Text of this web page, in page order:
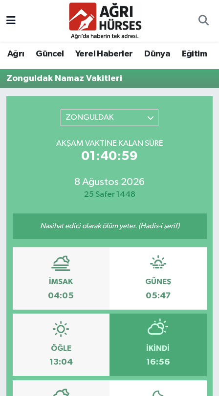
Ağrı Güncel Yerel Haberler Dünya Eğitim
Zonguldak Namaz Vakitleri
ZONGULDAK
AKŞAM VAKTINE KALAN SÜRE
01:40:59
8 Ağustos 2026
25 Safer 1448
Nasihat edici olarak ölüm yeter. (Hadis-i şerif)
İMSAK
04:05
GÜNEŞ
05:47
ÖĞLE
13:04
İKINDI
16:56
Hava Durumu
Süper Lig Puan Durumu ve Fikstür
Tüm Manşetler
Son Dakika Haberleri